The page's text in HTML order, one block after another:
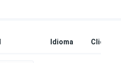
Idioma Clicks